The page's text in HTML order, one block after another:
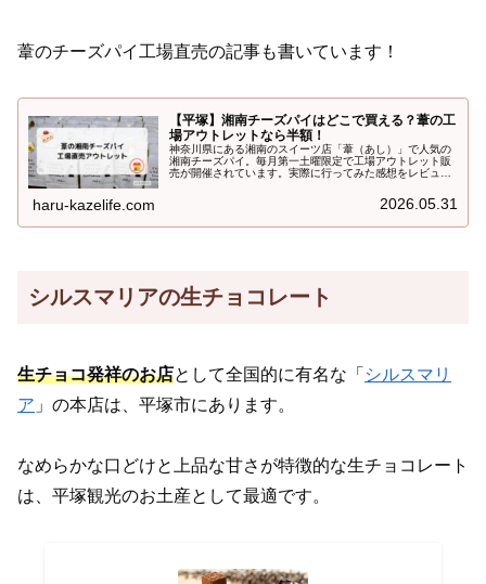
葦のチーズパイ工場直売の記事も書いています！
【平塚】湘南チーズパイはどこで買える？葦の工
場アウトレットなら半額！
神奈川県にある湘南のスイーツ店「葦（あし）」で人気の
湘南チーズパイ。毎月第一土曜限定で工場アウトレット販
売が開催されています。実際に行ってみた感想をレビュー
haru-kazelife.com 2026.05.31
シルスマリアの生チョコレート
生チョコ発祥のお店として全国的に有名な「 シルスマリ
ア 」の本店は、平塚市にあります。
なめらかな口どけと上品な甘さが特徴的な生チョコレート
は、平塚観光のお土産として最適です。